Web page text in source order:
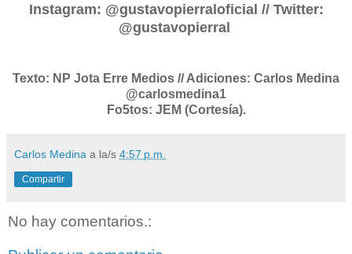
Instagram: @gustavopierraloficial // Twitter:
@gustavopierral
Texto: NP Jota Erre Medios // Adiciones: Carlos Medina
@carlosmedina1
Fo5tos: JEM (Cortesía).
Carlos Medina a la/s 4:57 p.m.
Compartir
No hay comentarios.: